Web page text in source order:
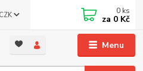
Menu
CZK 0 ks
za 0 Kč